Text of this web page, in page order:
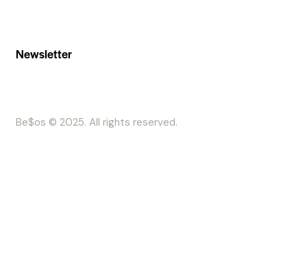
Newsletter
Be$os © 2025. All rights reserved.